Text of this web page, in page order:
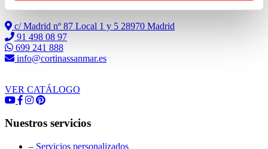
Conoce Cortinas Sanmar
c/ Madrid nº 87 Local 1 y 5 28970 Madrid
91 498 08 97
699 241 888
info@cortinassanmar.es
VER CATÁLOGO
Nuestros servicios
– Servicios personalizados